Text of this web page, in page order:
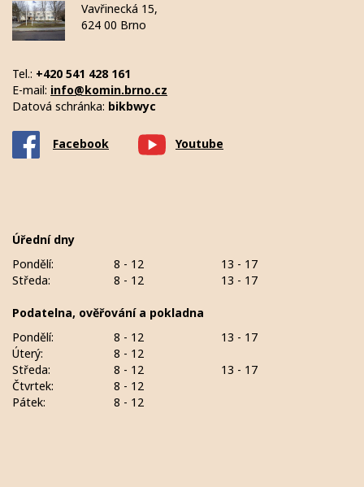
Vavřinecká 15,
624 00 Brno
Tel.: +420 541 428 161
E-mail: info@komin.brno.cz
Datová schránka: bikbwyc
Facebook Youtube
Úřední dny
Pondělí:
8 - 12
13 - 17
Středa:
8 - 12 13 - 17
Podatelna, ověřování a pokladna
Pondělí:
8 - 12
13 - 17
Úterý:
8 - 12
Středa:
8 - 12
13 - 17
Čtvrtek:
8 - 12
Pátek:
8 - 12